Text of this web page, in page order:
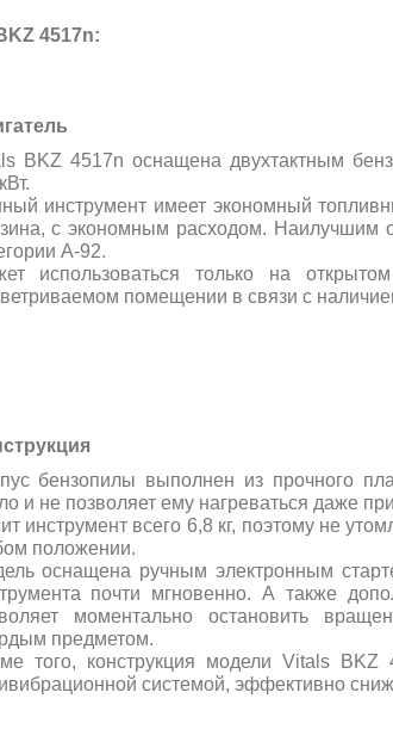
4517n:
BKZ 4517n оснащена двухтактным
инструмент имеет экономный
с экономным расходом. Наилучшим
А-92.
использоваться только на
помещении в связи с
бензопилы выполнен из прочного
и не позволяет ему нагреваться даже
инструмент всего 6,8 кг, поэтому не
положении.
оснащена ручным электронным
почти мгновенно. А также
моментально остановить
предметом.
того, конструкция модели Vitals BKZ
системой, эффективно